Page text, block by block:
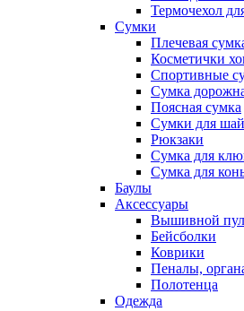
Термочехол
Сумки
Плечевая
Косметички
Спортивные
Сумка
Поясная сумка
Сумки для
Рюкзаки
Сумка для
Сумка для
Баулы
Аксессуары
Вышивной
Бейсболки
Коврики
Пеналы,
Полотенца
Одежда